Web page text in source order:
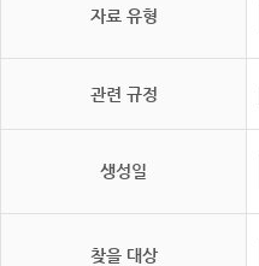
자료 유형
관련 규정
생성일
찾을 대상